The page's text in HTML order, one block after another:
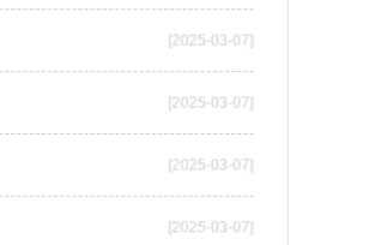
[2025-03-07]
[2025-03-07]
[2025-03-07]
[2025-03-07]